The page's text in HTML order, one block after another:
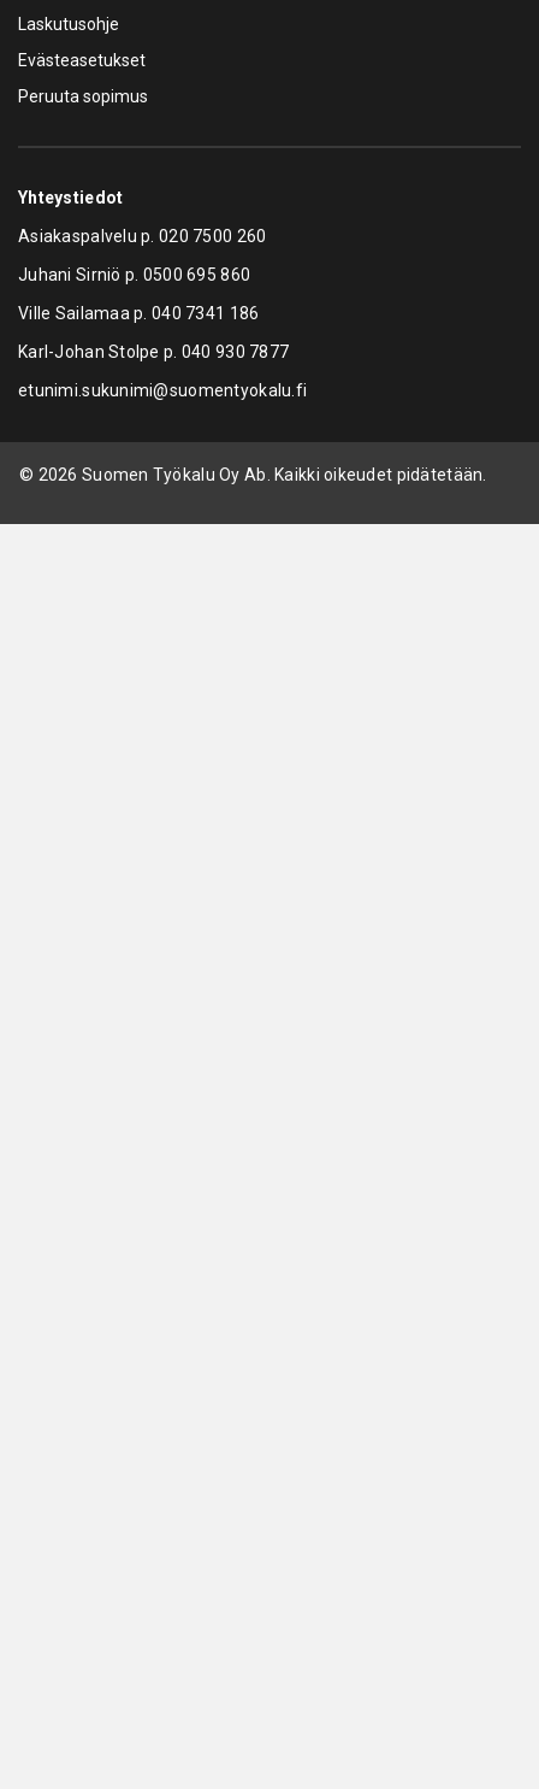
Laskutusohje
Evästeasetukset
Peruuta sopimus
Yhteystiedot
Asiakaspalvelu p.020 7500 260
Juhani Sirniö p. 0500 695 860
Ville Sailamaa p.040 7341 186
Karl-Johan Stolpe p. 040 930 7877
etunimi.sukunimi@suomentyokalu.fi
© 2026 Suomen Työkalu Oy Ab. Kaikki oikeudet pidätetään.